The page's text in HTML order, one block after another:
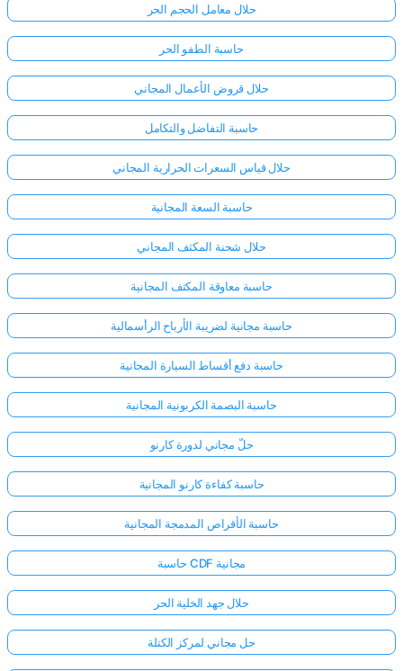
حلال معامل الحجم الحر
حاسبة الطفو الحر
حلال قروض الأعمال المجاني
حاسبة التفاضل والتكامل
حلال قياس السعرات الحرارية المجاني
حاسبة السعة المجانية
حلال شحنة المكثف المجاني
حاسبة معاوقة المكثف المجانية
حاسبة مجانية لضريبة الأرباح الرأسمالية
حاسبة دفع أقساط السيارة المجانية
حاسبة البصمة الكربونية المجانية
حلّ مجاني لدورة كارنو
حاسبة كفاءة كارنو المجانية
حاسبة الأقراص المدمجة المجانية
حاسبة CDF مجانية
حلال جهد الخلية الحر
حل مجاني لمركز الكتلة